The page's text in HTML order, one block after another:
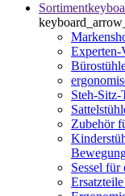
Sortiment
Experten-
Steh-Sitz-
Zubehör
Sessel für